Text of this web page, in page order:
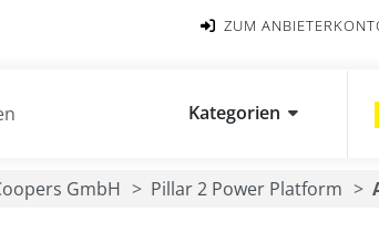
ZUM
Kategorien
GmbH Pillar 2 Power Platform